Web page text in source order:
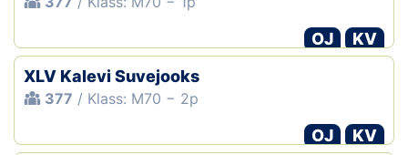
OJ
KV
XLV Kalevi Suvejooks
377 / Klass: M70 − 2p
OJ
KV